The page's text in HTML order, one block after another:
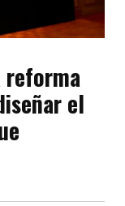
reforma
el